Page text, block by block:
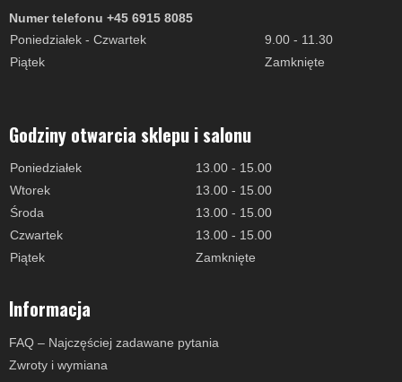
Numer telefonu +45 6915 8085
Poniedziałek - Czwartek
9.00 - 11.30
Piątek
Zamknięte
Godziny otwarcia sklepu i salonu
Poniedziałek
13.00 - 15.00
Wtorek
13.00 - 15.00
Środa
13.00 - 15.00
Czwartek
13.00 - 15.00
Piątek
Zamknięte
Informacja
FAQ – Najczęściej zadawane pytania
Zwroty i wymiana